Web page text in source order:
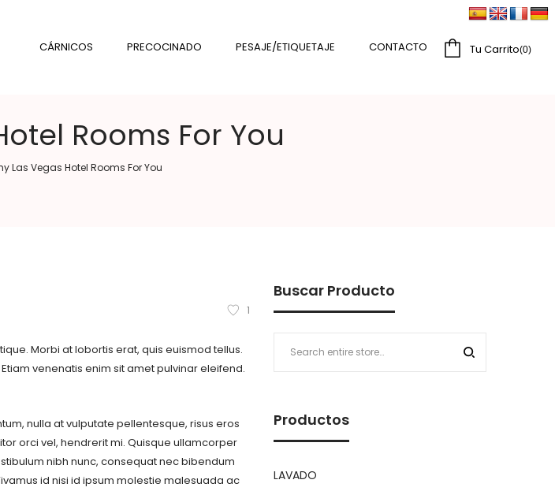
Tu Carrito 0
CÁRNICOS PRECOCINADO PESAJE/ETIQUETAJE CONTACTO
Rooms For You
Las Vegas Hotel Rooms For You
1
Morbi at lobortis erat, quis euismod tellus.
venenatis enim sit amet pulvinar eleifend.
nulla at vulputate pellentesque, risus eros
orci vel, hendrerit mi. Quisque ullamcorper
nibh nunc, consequat nec bibendum
id nisi id ipsum molestie malesuada ac
Buscar Producto
Productos
LAVADO